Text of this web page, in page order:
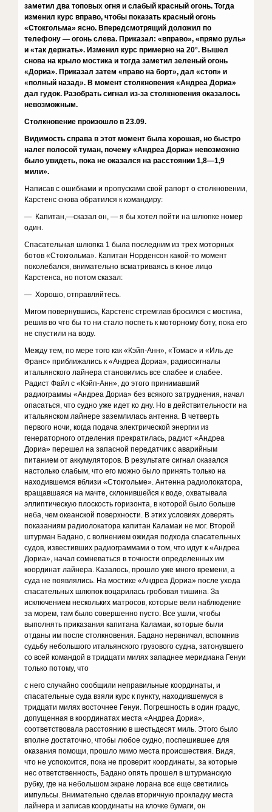
заметил два топовых огня и слабый красный огонь. Тогда
изменил курс вправо, чтобы показать красный огонь
«Стокгольма» ясно. Впередсмотрящий доложил по
телефону — огонь слева. Приказал: «вправо», «прямо руль»
и «так держать». Изменил курс примерно на 20°. Вышел
снова на крыло мостика и тогда заметил зеленый огонь
«Дориа». Приказал затем «право на борт», дал «стоп» и
«полный назад». В момент столкновения «Андреа Дориа»
дал гудок. Разобрать сигнал из-за столкновения оказалось
невозможным.
Столкновение произошло в 23.09.
Видимость справа в этот момент была хорошая, но быстро
налег полосой туман, почему «Андреа Дориа» невозможно
было увидеть, пока не оказался на расстоянии 1,8—1,9
мили».
Написав с ошибками и пропусками свой рапорт о столкновении,
Карстенс снова обратился к командиру:
— Капитан,—сказал он, — я бы хотел пойти на шлюпке номер
один.
Спасательная шлюпка 1 была последним из трех моторных
ботов «Стокгольма». Капитан Норденсон какой-то момент
поколебался, внимательно всматриваясь в юное лицо
Карстенса, но потом сказал:
— Хорошо, отправляйтесь.
Мигом повернувшись, Карстенс стремглав бросился с мостика,
решив во что бы то ни стало поспеть к моторному боту, пока его
не спустили на воду.
Между тем, по мере того как «Кэйп-Анн», «Томас» и «Иль де
Франс» приближались к «Андреа Дориа», радиосигналы
итальянского лайнера становились все слабее и слабее.
Радист Файл с «Кэйп-Анн», до этого принимавший
радиограммы «Андреа Дориа» без всякого затруднения, начал
опасаться, что судно уже идет ко дну. Но в действительности на
итальянском лайнере заземлилась антенна. В четверть
первого ночи, когда подача электрической энергии из
генераторного отделения прекратилась, радист «Андреа
Дориа» перешел на запасной передатчик с аварийным
питанием от аккумуляторов. В результате сигнал оказался
настолько слабым, что его можно было принять только на
находившемся вблизи «Стокгольме». Антенна радиолокатора,
вращавшаяся на мачте, склонившейся к воде, охватывала
эллиптическую плоскость горизонта, в которой было больше
неба, чем океанской поверхности. В этих условиях доверять
показаниям радиолокатора капитан Каламаи не мог. Второй
штурман Бадано, с волнением ожидая подхода спасательных
судов, известивших радиограммами о том, что идут к «Андреа
Дориа», начал сомневаться в точности определенных им
координат лайнера. Казалось, прошло уже много времени, а
суда не появлялись. На мостике «Андреа Дориа» после ухода
спасательных шлюпок воцарилась гробовая тишина. За
исключением нескольких матросов, которые вели наблюдение
за морем, там было совершенно пусто. Все ушли, чтобы
выполнять приказания капитана Каламаи, которые были
отданы им после столкновения. Бадано нервничал, вспомнив
судьбу небольшого итальянского грузового судна, затонувшего
со всей командой в тридцати милях западнее меридиана Генуи
только потому, что
с него случайно сообщили неправильные координаты, и
спасательные суда взяли курс к пункту, находившемуся в
тридцати милях восточнее Генуи. Погрешность в один градус,
допущенная в координатах места «Андреа Дориа»,
соответствовала расстоянию в шестьдесят миль. Этого было
вполне достаточно, чтобы любое судно, поспешившее для
оказания помощи, прошло мимо места происшествия. Видя,
что не успокоится, пока не проверит координаты, за которые
нес ответственность, Бадано опять прошел в штурманскую
рубку, где на небольшом экране лорана все еще светились
импульсы. Внимательно сделав вторичную прокладку места
лайнера и записав координаты на клочке бумаги, он